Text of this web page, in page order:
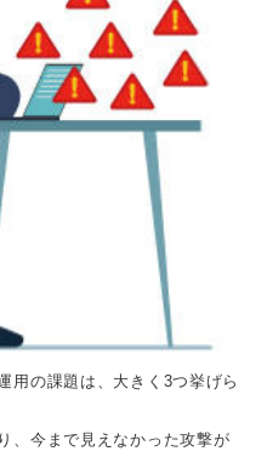
用の課題は、大きく3つ挙げら
、今まで見えなかった攻撃が